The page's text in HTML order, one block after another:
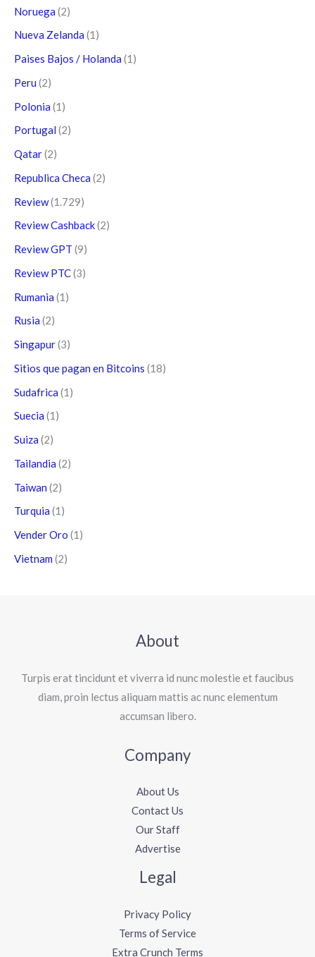
Noruega (2)
Nueva Zelanda (1)
Paises Bajos / Holanda (1)
Peru (2)
Polonia (1)
Portugal (2)
Qatar(2)
Republica Checa (2)
Review(1.729)
Review Cashback(2)
Review GPT (9)
Review PTC(3)
Rumania (1)
Rusia (2)
Singapur(3)
Sitios que pagan en Bitcoins (18)
Sudafrica (1)
Suecia (1)
Suiza (2)
Tailandia (2)
Taiwan (2)
Turquia (1)
Vender Oro (1)
Vietnam (2)
About
Turpis erat tincidunt et viverra id nunc molestie et faucibus
diam, proin lectus aliquam mattis ac nunc elementum
accumsan libero.
Company
About Us
Contact Us
Our Staff
Advertise
Legal
Privacy Policy
Terms of Service
Extra Crunch Terms